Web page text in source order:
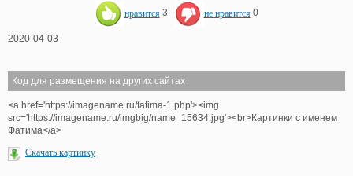
нравится 3 не нравится 0
2020-04-03
Код для размещения на других сайтах
<a href='https://imagename.ru/fatima-1.php'><img
src='https://imagename.ru/imgbig/name_15634.jpg'><br>Картинки с именем
Фатима</a>
Скачать картинку